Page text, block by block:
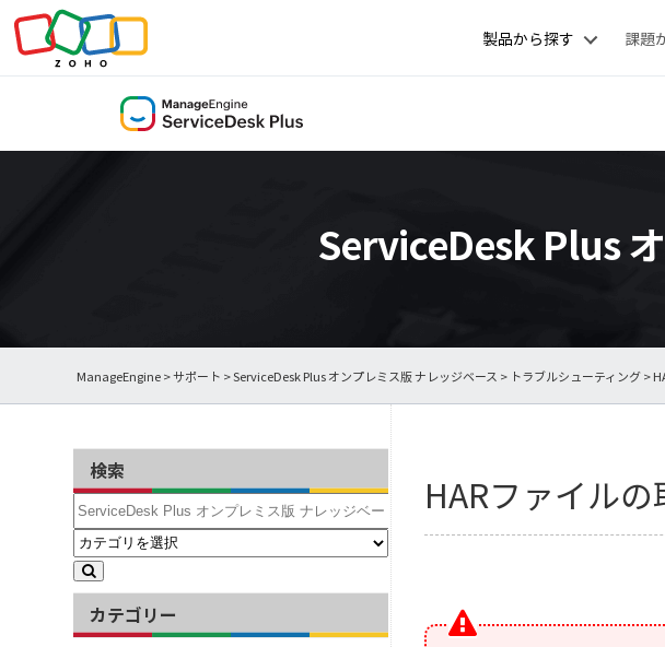
製品から探す 課題
ServiceDesk Plus
ManageEngine>サポート >ServiceDesk Plus オンプレミス版 ナレッジベース > トラブルシューティング>
検索
カテゴリー
HARファイル